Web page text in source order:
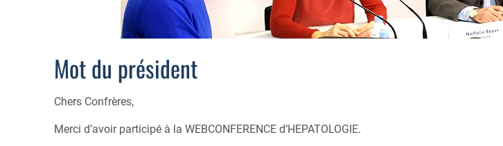
Mot du président
Chers Confrères,
Merci d’avoir participé à la WEBCONFERENCE d’HEPATOLOGIE.